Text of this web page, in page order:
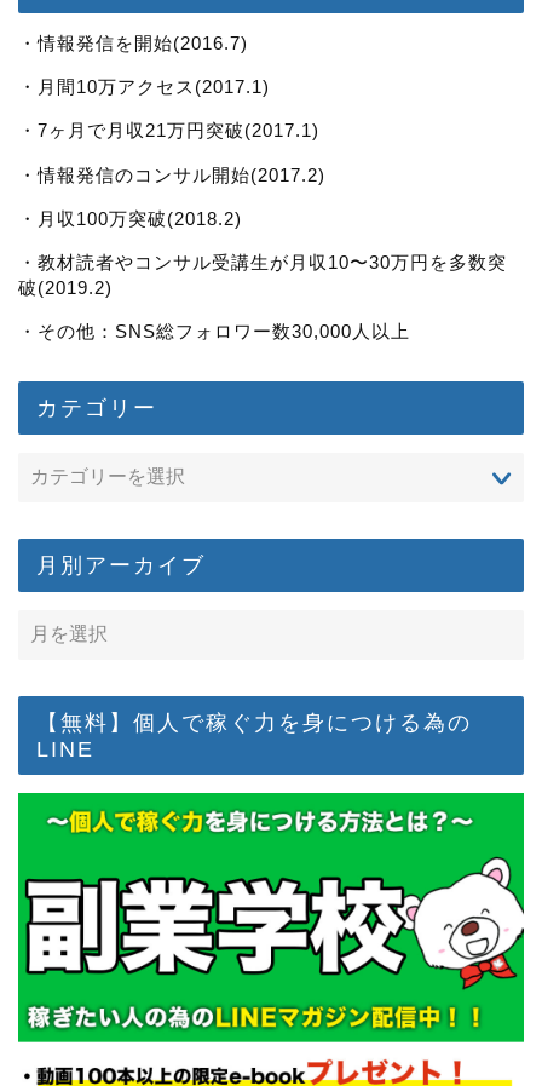
・情報発信を開始(2016.7)
・月間10万アクセス(2017.1)
・7ヶ月で月収21万円突破(2017.1)
・情報発信のコンサル開始(2017.2)
・月収100万突破(2018.2)
・教材読者やコンサル受講生が月収10〜30万円を多数突
破(2019.2)
・その他：SNS総フォロワー数30,000人以上
カテゴリー
月別アーカイブ
【無料】個人で稼ぐ力を身につける為の
LINE